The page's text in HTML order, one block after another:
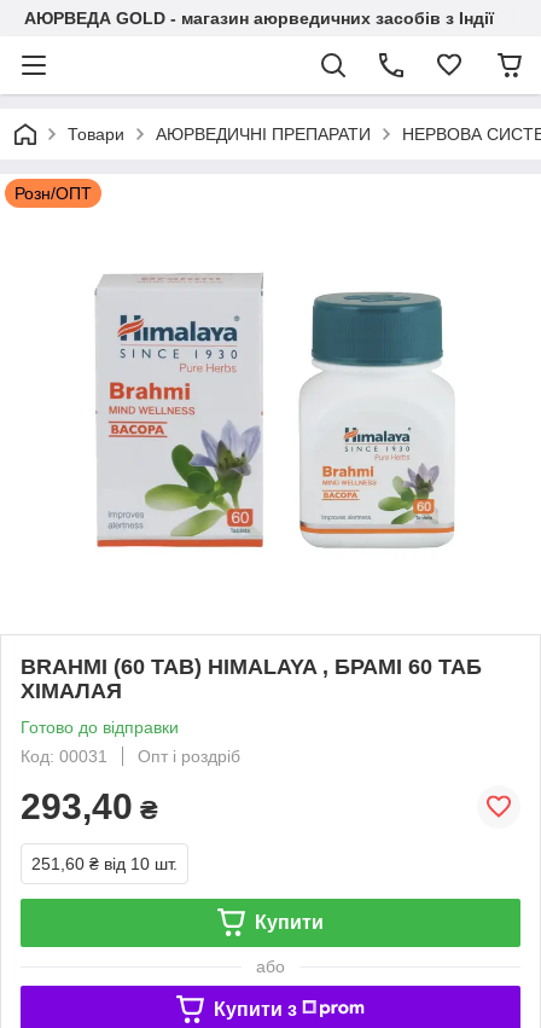
АЮРВЕДА GOLD - магазин аюрведичних засобів з Індії
Товари АЮРВЕДИЧНІ ПРЕПАРАТИ НЕРВОВА
Розн/ОПТ
BRAHMI (60 TAB) HIMALAYA , БРАМІ 60 ТАБ
ХІМАЛАЯ
Готово до відправки
Код: 00031
Опт і роздріб
293,40 ₴
251,60 ₴ від 10 шт.
Купити
або
Купити з